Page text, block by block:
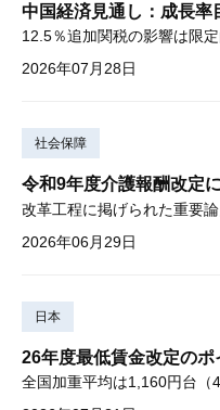
中国経済見通し：成長率
12.5％追加関税の影響は限
2026年07月28日
社会保障
令和9年度介護報酬改定
改革工程に掲げられた重要
2026年06月29日
日本
26年度最低賃金改定の
全国加重平均は1,160円台（